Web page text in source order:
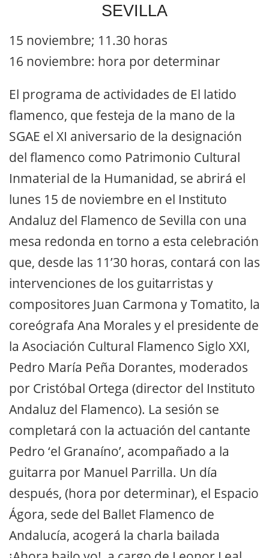
SEVILLA
15 noviembre; 11.30 horas
16 noviembre: hora por determinar
El programa de actividades de El latido
flamenco, que festeja de la mano de la
SGAE el XI aniversario de la designación
del flamenco como Patrimonio Cultural
Inmaterial de la Humanidad, se abrirá el
lunes 15 de noviembre en el Instituto
Andaluz del Flamenco de Sevilla con una
mesa redonda en torno a esta celebración
que, desde las 11’30 horas, contará con las
intervenciones de los guitarristas y
compositores Juan Carmona y Tomatito, la
coreógrafa Ana Morales y el presidente de
la Asociación Cultural Flamenco Siglo XXI,
Pedro María Peña Dorantes, moderados
por Cristóbal Ortega (director del Instituto
Andaluz del Flamenco). La sesión se
completará con la actuación del cantante
Pedro ‘el Granaíno’, acompañado a la
guitarra por Manuel Parrilla. Un día
después, (hora por determinar), el Espacio
Ágora, sede del Ballet Flamenco de
Andalucía, acogerá la charla bailada